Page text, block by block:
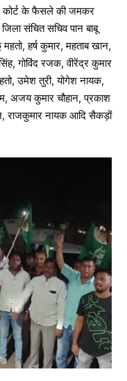
कोर्ट के फैसले की जमकर
संचित सचिव पान बाबू
महतो, हर्ष कुमार, महताब खान,
गोविंद रजक, वीरेंद्र कुमार
उमेश तुरी, योगेश नायक,
अजय कुमार चौहान, प्रकाश
राजकुमार नायक आदि सैकड़ों